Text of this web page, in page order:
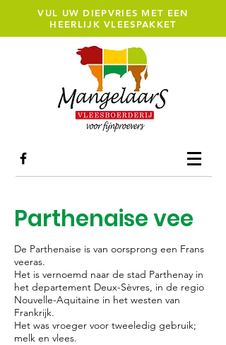
VUL UW DIEPVRIES MET EEN
HEERLIJK VLEESPAKKET
Parthenaise vee
De Parthenaise is van oorsprong een Frans
veeras.
Het is vernoemd naar de stad Parthenay in
het departement Deux-Sèvres, in de regio
Nouvelle-Aquitaine in het westen van
Frankrijk.
Het was vroeger voor tweeledig gebruik;
melk en vlees.